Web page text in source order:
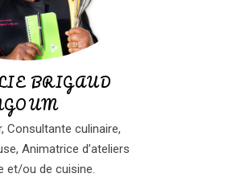
BRIGAUD
Consultante culinaire,
Animatrice d’ateliers
et/ou de cuisine.